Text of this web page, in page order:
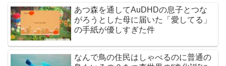
あつ森を通してAuDHDの息子とつな
がろうとした母に届いた「愛してる」
の手紙が優しすぎた件
なんで鳥の住民はしゃべるのに普通の